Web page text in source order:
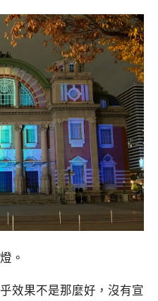
。
效果不是那麼好，沒有宣